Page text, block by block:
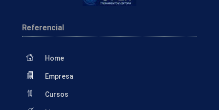
Referencial
Home
Empresa
Cursos